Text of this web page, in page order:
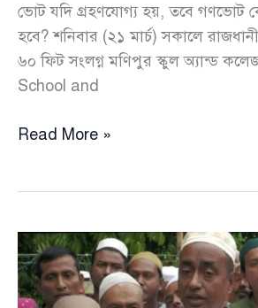
ভোট যদি গ্রহণযোগ্য হয়, তবে গণভোট
হবে? শনিবার (২১ মার্চ) সকালে
৬০ ফিট সংলগ্ন মণিপুর স্কুল অ্যান্ড
School and
ভোট
হারাম
কেন
—
Read More »